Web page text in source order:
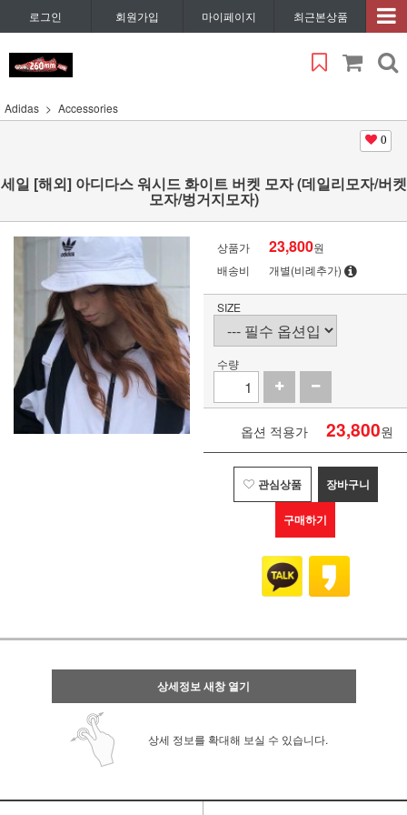
로그인 회원가입 마이페이지 최근본상품
Adidas Accessories
0
세일 [해외] 아디다스 워시드 화이트 버켓 모자 (데일리모자/버켓
모자/벙거지모자)
상품가 23,800원
배송비
개별(비례추가)
SIZE
수량
옵션 적용가 23,800원
관심상품 장바구니
구매하기
상세정보 새창 열기
상세 정보를 확대해 보실 수 있습니다.